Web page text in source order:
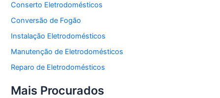
Conserto Eletrodomésticos
Conversão de Fogão
Instalação Eletrodomésticos
Manutenção de Eletrodomésticos
Reparo de Eletrodomésticos
Mais Procurados